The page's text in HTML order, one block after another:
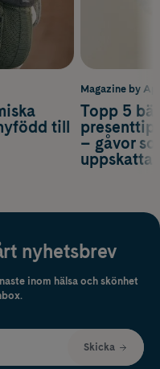
Magazine by
Topp 5
– gåvor
till
nyhetsbrev
inom hälsa och skönhet
Skicka